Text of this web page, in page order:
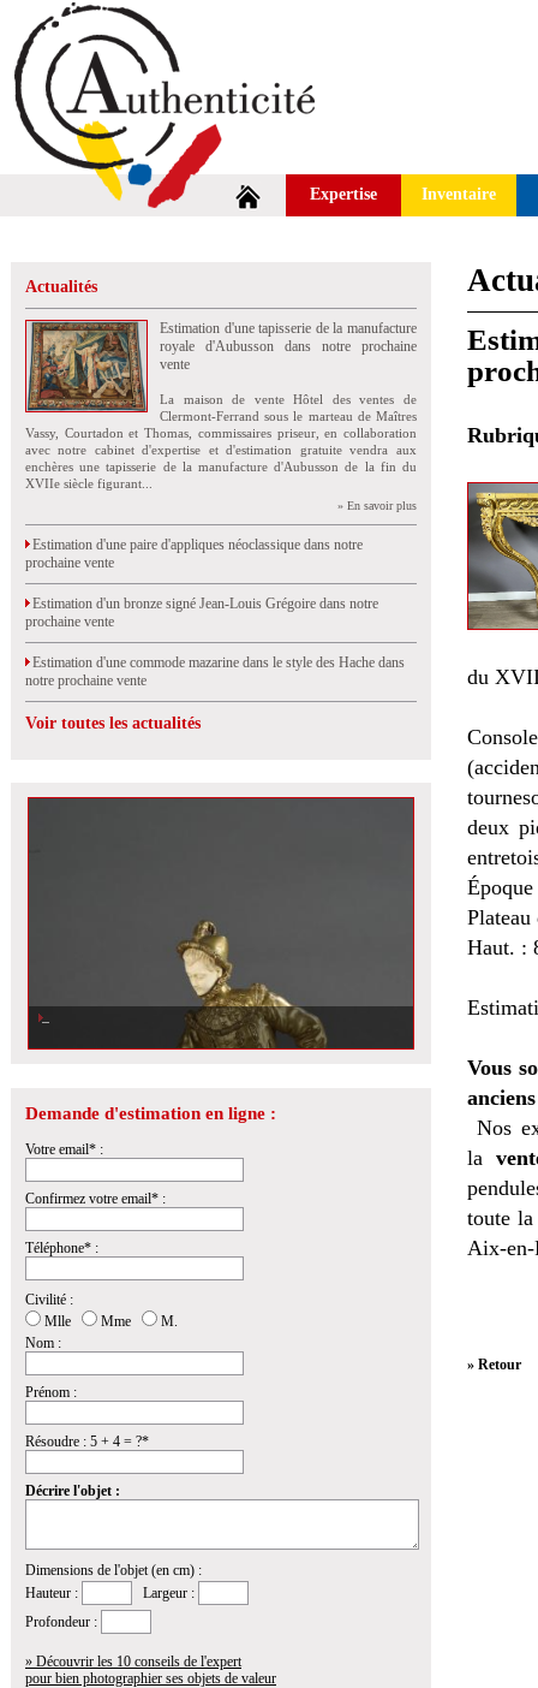
Expertise Inventaire
Actualités
Estimation d'une tapisserie de la manufacture
royale d'Aubusson dans notre prochaine
vente
La maison de vente Hôtel des ventes de
Clermont-Ferrand sous le marteau de Maîtres
Vassy, Courtadon et Thomas, commissaires priseur, en collaboration
avec notre cabinet d'expertise et d'estimation gratuite vendra aux
enchères une tapisserie de la manufacture d'Aubusson de la fin du
XVIIe siècle figurant...
» En savoir plus
Estimation d'une paire d'appliques néoclassique dans notre
prochaine vente
Estimation d'un bronze signé Jean-Louis Grégoire dans notre
prochaine vente
Estimation d'une commode mazarine dans le style des Hache dans
notre prochaine vente
Voir toutes les actualités
Demande d'estimation en ligne :
Votre email* :
Confirmez votre email* :
Téléphone* :
Civilité :
Mlle
Mme
M.
Nom :
Prénom :
Résoudre : 5 + 4 = ?*
Décrire l'objet :
Dimensions de l'objet (en cm) :
Hauteur :
Largeur :
Profondeur :
» Découvrir les 10 conseils de l'expert
pour bien photographier ses objets de valeur
du
deux
Haut. :
Vous
Nos
la
toute
Aix-en-
» Retour